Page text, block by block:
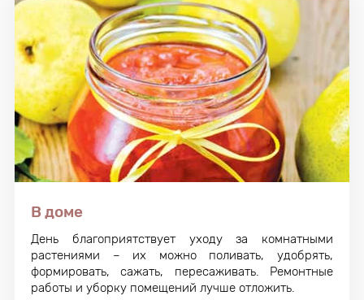
В доме
День благоприятствует уходу за комнатными
растениями – их можно поливать, удобрять,
формировать, сажать, пересаживать. Ремонтные
работы и уборку помещений лучше отложить.